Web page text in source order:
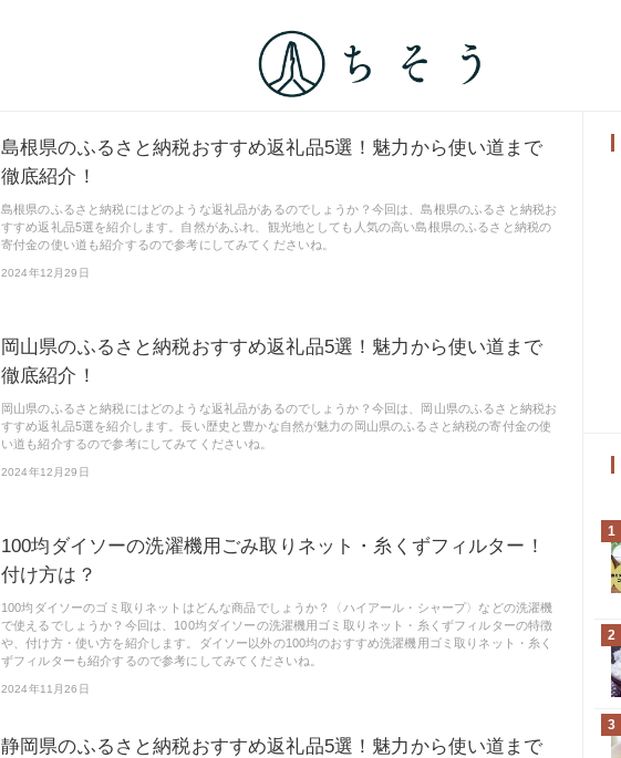
島根県のふるさと納税おすすめ返礼品5選！魅力から使い道まで
徹底紹介！
島根県のふるさと納税にはどのような返礼品があるのでしょうか？今回は、島根県のふるさと納税お
すすめ返礼品5選を紹介します。自然があふれ、観光地としても人気の高い島根県のふるさと納税の
寄付金の使い道も紹介するので参考にしてみてくださいね。
2024年12月29日
岡山県のふるさと納税おすすめ返礼品5選！魅力から使い道まで
徹底紹介！
岡山県のふるさと納税にはどのような返礼品があるのでしょうか？今回は、岡山県のふるさと納税お
すすめ返礼品5選を紹介します。長い歴史と豊かな自然が魅力の岡山県のふるさと納税の寄付金の使
い道も紹介するので参考にしてみてくださいね。
2024年12月29日
100均ダイソーの洗濯機用ごみ取りネット・糸くずフィルター！
付け方は？
100均ダイソーのゴミ取りネットはどんな商品でしょうか？〈ハイアール・シャープ〉などの洗濯機
で使えるでしょうか？今回は、100均ダイソーの洗濯機用ゴミ取りネット・糸くずフィルターの特徴
や、付け方・使い方を紹介します。ダイソー以外の100均のおすすめ洗濯機用ゴミ取りネット・糸く
ずフィルターも紹介するので参考にしてみてくださいね。
2024年11月26日
静岡県のふるさと納税おすすめ返礼品5選！魅力から使い道まで
1
2
3